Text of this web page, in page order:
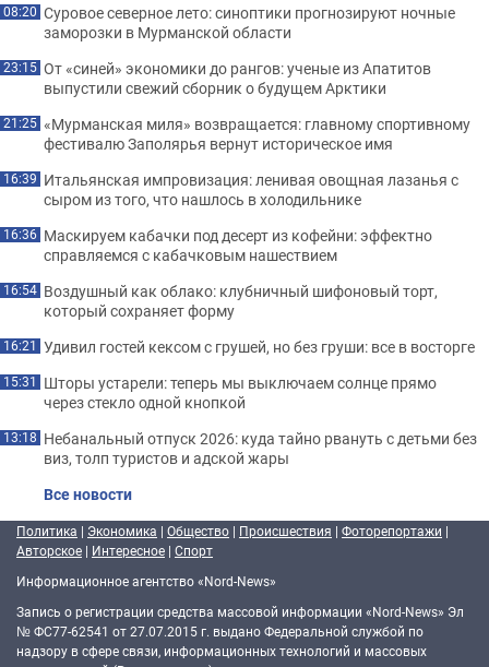
08:20 Суровое северное лето: синоптики прогнозируют ночные
заморозки в Мурманской области
23:15 От «синей» экономики до рангов: ученые из Апатитов
выпустили свежий сборник о будущем Арктики
21:25 «Мурманская миля» возвращается: главному спортивному
фестивалю Заполярья вернут историческое имя
16:39 Итальянская импровизация: ленивая овощная лазанья с
сыром из того, что нашлось в холодильнике
16:36 Маскируем кабачки под десерт из кофейни: эффектно
справляемся с кабачковым нашествием
16:54 Воздушный как облако: клубничный шифоновый торт,
который сохраняет форму
16:21 Удивил гостей кексом с грушей, но без груши: все в восторге
15:31 Шторы устарели: теперь мы выключаем солнце прямо
через стекло одной кнопкой
13:18 Небанальный отпуск 2026: куда тайно рвануть с детьми без
виз, толп туристов и адской жары
Все новости
Политика | Экономика | Общество | Происшествия | Фоторепортажи |
Авторское | Интересное | Спорт
Информационное агентство «Nord-News»
Запись о регистрации средства массовой информации «Nord-News» Эл
№ ФС77-62541 от 27.07.2015 г. выдано Федеральной службой по
надзору в сфере связи, информационных технологий и массовых